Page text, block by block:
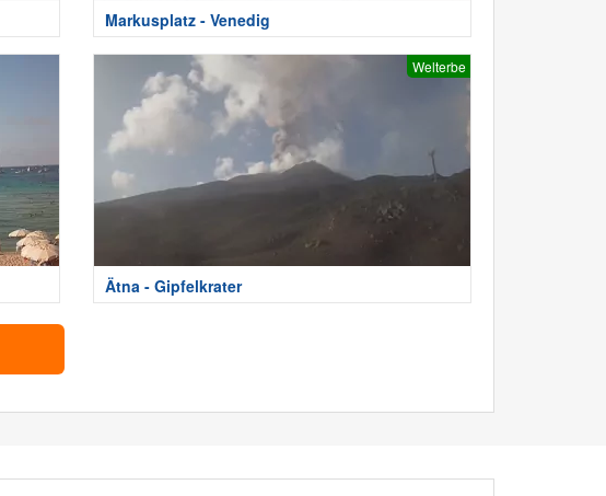
Markusplatz - Venedig
Welterbe
Ätna - Gipfelkrater